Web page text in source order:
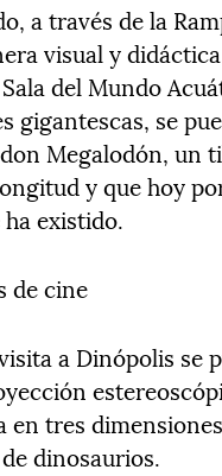
a través de la
visual y
del Mundo
gigantescas, se
Megalodón, un
y que hoy
existido.
de cine
a Dinópolis se
en tres
dinosaurios.